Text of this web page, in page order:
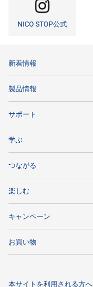
NICO STOP公式
新着情報
製品情報
サポート
学ぶ
つながる
楽しむ
キャンペーン
お買い物
本サイトを利用される方へ